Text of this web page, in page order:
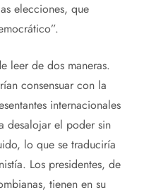
elecciones, que
leer de dos maneras.
consensuar con la
internacionales
desalojar el poder sin
lo que se traduciría
Los presidentes, de
tienen en su